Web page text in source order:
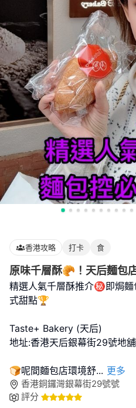
香港攻略 打卡 食
原味千層酥🥐！天后麵包
精選人氣千層酥推介㊙️即焗
式甜點🏆
Taste+ Bakery (天后)
地址:香港天后銀幕街29號地舖
🍞呢間麵包店環境舒... 更多
香港銅鑼灣銀幕街29號號
評分